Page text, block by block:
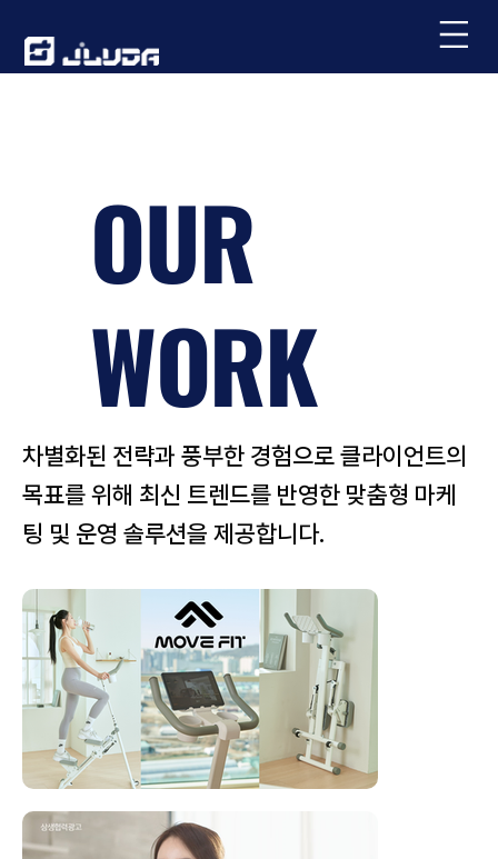
OUR
WORK
차별화된 전략과 풍부한 경험으로 클라이언트의
목표를 위해 ​최신 트렌드를 반영한 맞춤형 마케
팅 및 운영 솔루션을 제공합니다.